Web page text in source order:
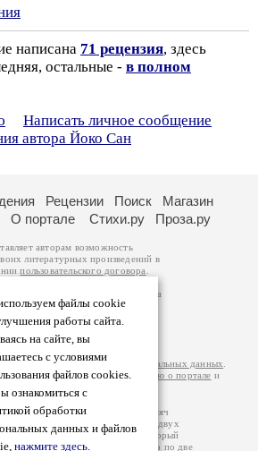
написана 71 рецензия, здесь
остальные - в полном
Написать личное сообщение
автора Йоко Сан
файлы cookie
работы сайта.
на сайте, вы
с условиями
файлов cookies.
ознакомиться с
обработки
данных и файлов
нажмите здесь.
Рецензии Поиск
Магазин
О портале Стихи.ру Проза.ру
авторам возможность
литературных произведений в
пользовательского договора
принадлежат авторам
произведений возможна
к которому вы можете
странице. Ответственность за
несут самостоятельно на
изаконодательства
Политики обработки персональных данных
более подробнуюинформацию о портале и
Стихи.ру – порядка 200 тысяч
сумме просматривают более двух
счетчика посещаемости, который
текста. В каждой графе указано по две